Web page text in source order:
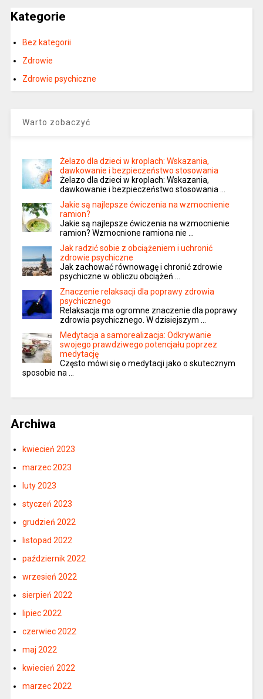
Kategorie
Bez kategorii
Zdrowie
Zdrowie psychiczne
Warto zobaczyć
Żelazo dla dzieci w kroplach: Wskazania,
dawkowanie i bezpieczeństwo stosowania
Żelazo dla dzieci w kroplach: Wskazania,
dawkowanie i bezpieczeństwo stosowania …
Jakie są najlepsze ćwiczenia na wzmocnienie
ramion?
Jakie są najlepsze ćwiczenia na wzmocnienie
ramion? Wzmocnione ramiona nie …
Jak radzić sobie z obciążeniem i uchronić
zdrowie psychiczne
Jak zachować równowagę i chronić zdrowie
psychiczne w obliczu obciążeń …
Znaczenie relaksacji dla poprawy zdrowia
psychicznego
Relaksacja ma ogromne znaczenie dla poprawy
zdrowia psychicznego. W dzisiejszym …
Medytacja a samorealizacja: Odkrywanie
swojego prawdziwego potencjału poprzez
medytację
Często mówi się o medytacji jako o skutecznym
sposobie na …
Archiwa
kwiecień 2023
marzec 2023
luty 2023
styczeń 2023
grudzień 2022
listopad 2022
październik 2022
wrzesień 2022
sierpień 2022
lipiec 2022
czerwiec 2022
maj 2022
kwiecień 2022
marzec 2022